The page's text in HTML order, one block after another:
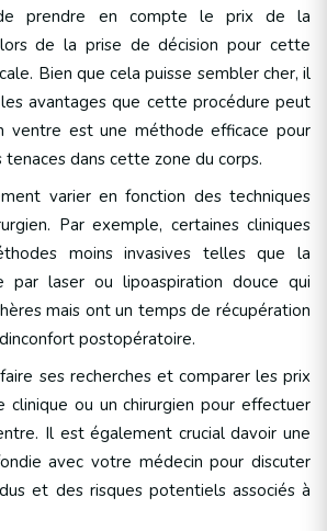
prendre en compte le prix de la
de la prise de décision pour cette
Bien que cela puisse sembler cher, il
avantages que cette procédure peut
ventre est une méthode efficace pour
tenaces dans cette zone du corps.
varier en fonction des techniques
Par exemple, certaines cliniques
moins invasives telles que la
par laser ou lipoaspiration douce qui
mais ont un temps de récupération
postopératoire.
ses recherches et comparer les prix
clinique ou un chirurgien pour effectuer
Il est également crucial davoir une
avec votre médecin pour discuter
et des risques potentiels associés à